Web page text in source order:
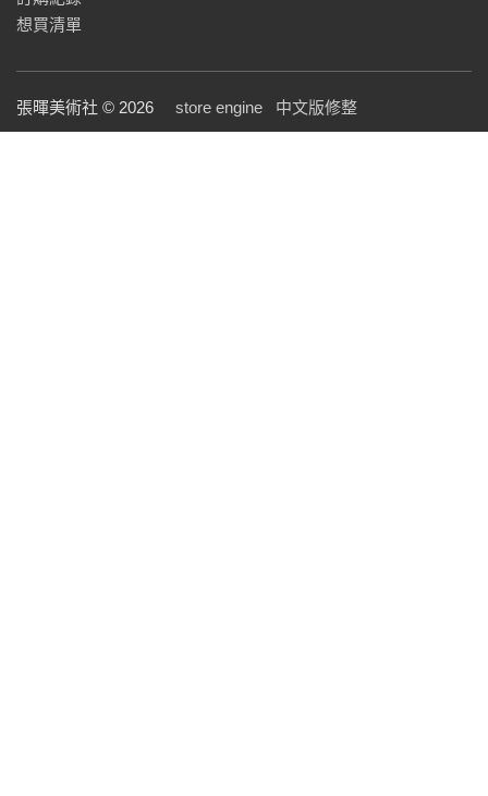
想買清單
張暉美術社 © 2026 store engine 中文版修整